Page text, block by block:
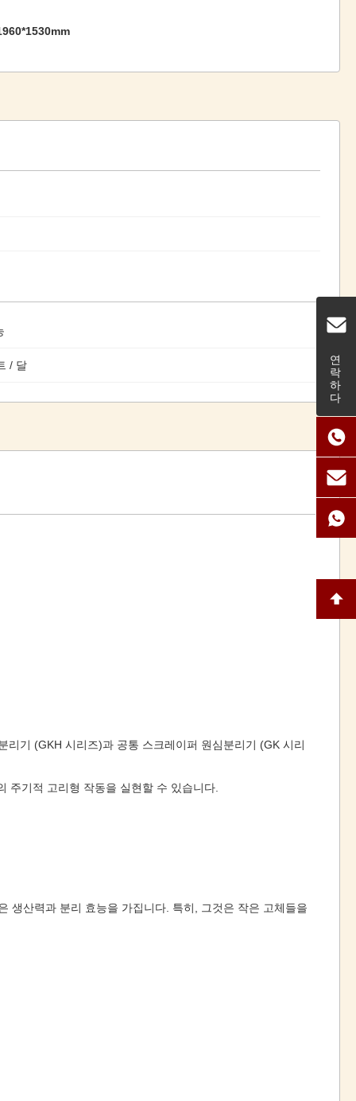
연락하다
/ 달
기 (GKH 시리즈)과 공통 스크레이퍼 원심분리기 (GK 시리
주기적 고리형 작동을 실현할 수 있습니다.
생산력과 분리 효능을 가집니다. 특히, 그것은 작은 고체들을